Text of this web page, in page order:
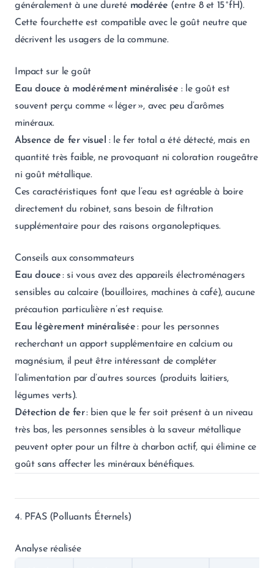
généralement à une dureté modérée (entre 8 et 15 °fH).
Cette fourchette est compatible avec le goût neutre que
décrivent les usagers de la commune.
Impact sur le goût
Eau douce à modérément minéralisée : le goût est
souvent perçu comme « léger », avec peu d’arômes
minéraux.
Absence de fer visuel : le fer total a été détecté, mais en
quantité très faible, ne provoquant ni coloration rougeâtre
ni goût métallique.
Ces caractéristiques font que l’eau est agréable à boire
directement du robinet, sans besoin de filtration
supplémentaire pour des raisons organoleptiques.
Conseils aux consommateurs
Eau douce: si vous avez des appareils électroménagers
sensibles au calcaire (bouilloires, machines à café), aucune
précaution particulière n’est requise.
Eau légèrement minéralisée: pour les personnes
recherchant un apport supplémentaire en calcium ou
magnésium, il peut être intéressant de compléter
l’alimentation par d’autres sources (produits laitiers,
légumes verts).
Détection de fer: bien que le fer soit présent à un niveau
très bas, les personnes sensibles à la saveur métallique
peuvent opter pour un filtre à charbon actif, qui élimine ce
goût sans affecter les minéraux bénéfiques.
4. PFAS (Polluants Éternels)
Analyse réalisée